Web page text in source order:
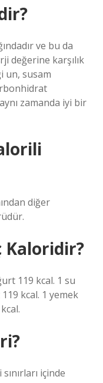
ve bu da
değerine karşılık
un, susam
zamanda iyi bir
diğer
Kaloridir?
119 kcal. 1 su
kcal. 1 yemek
içinde